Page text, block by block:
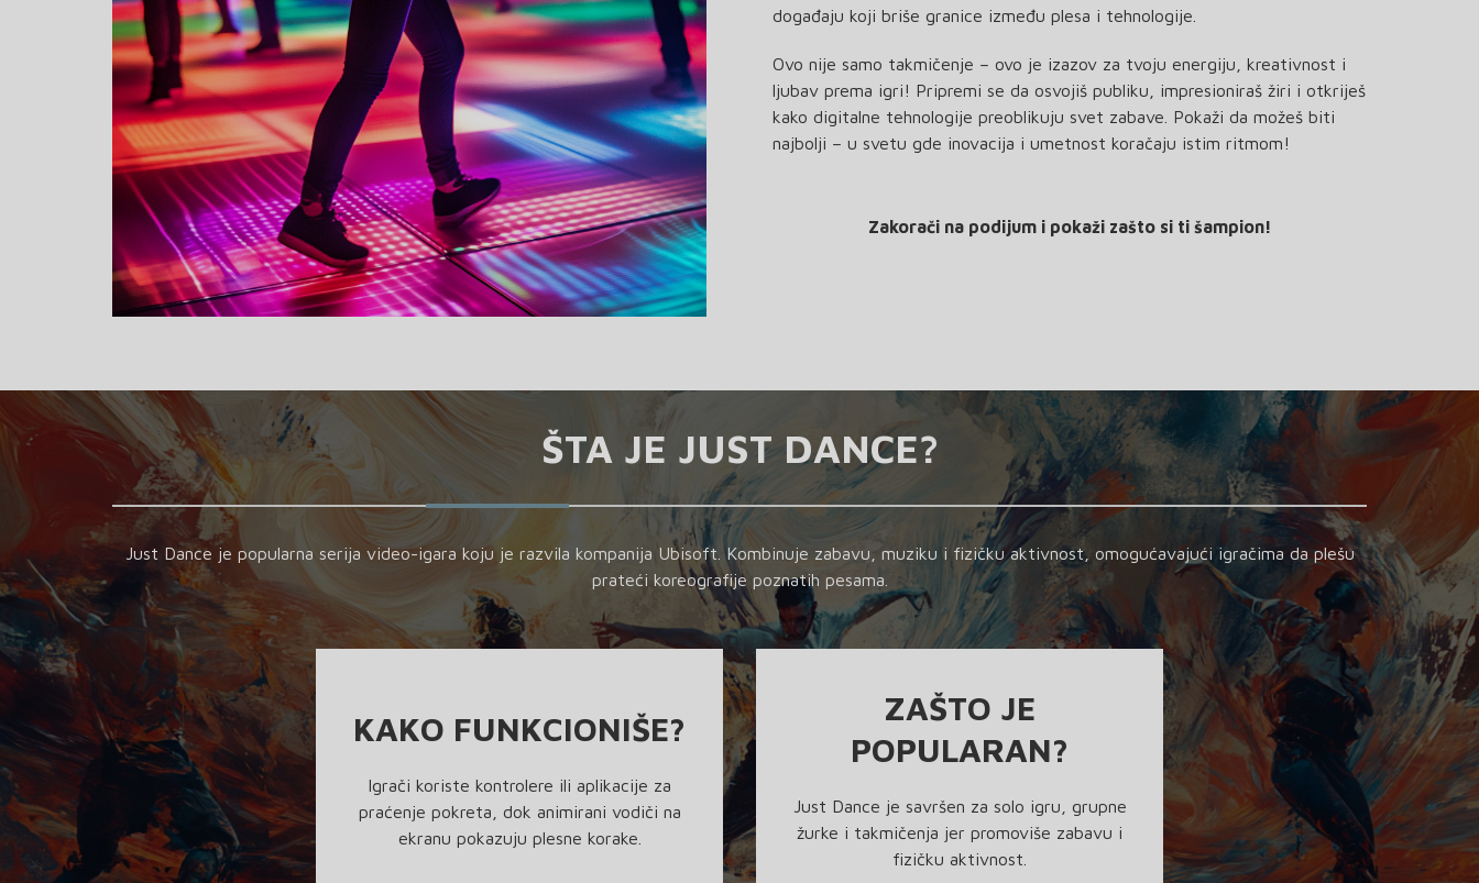
događaju koji briše granice između plesa i tehnologije.
Ovo nije samo takmičenje – ovo je izazov za tvoju energiju, kreativnost i
ljubav prema igri! Pripremi se da osvojiš publiku, impresioniraš žiri i otkriješ
kako digitalne tehnologije preoblikuju svet zabave. Pokaži da možeš biti
najbolji – u svetu gde inovacija i umetnost koračaju istim ritmom!
Zakorači na podijum i pokaži zašto si ti šampion!
ŠTA JE JUST DANCE?
Just Dance je popularna serija video-igara koju je razvila kompanija Ubisoft. Kombinuje zabavu, muziku i fizičku aktivnost, omogućavajući igračima da plešu
prateći koreografije poznatih pesama.
KAKO FUNKCIONIŠE?
Igrači koriste kontrolere ili aplikacije za
praćenje pokreta, dok animirani vodiči na
ekranu pokazuju plesne korake.
ZAŠTO JE
POPULARAN?
Just Dance je savršen za solo igru, grupne
žurke i takmičenja jer promoviše zabavu i
fizičku aktivnost.